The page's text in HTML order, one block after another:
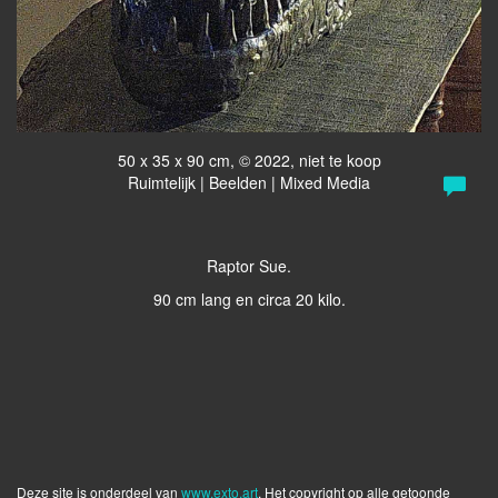
50 x 35 x 90 cm, © 2022, niet te koop
Ruimtelijk | Beelden | Mixed Media
Raptor Sue.
90 cm lang en circa 20 kilo.
Deze site is onderdeel van www.exto.art. Het copyright op alle getoonde